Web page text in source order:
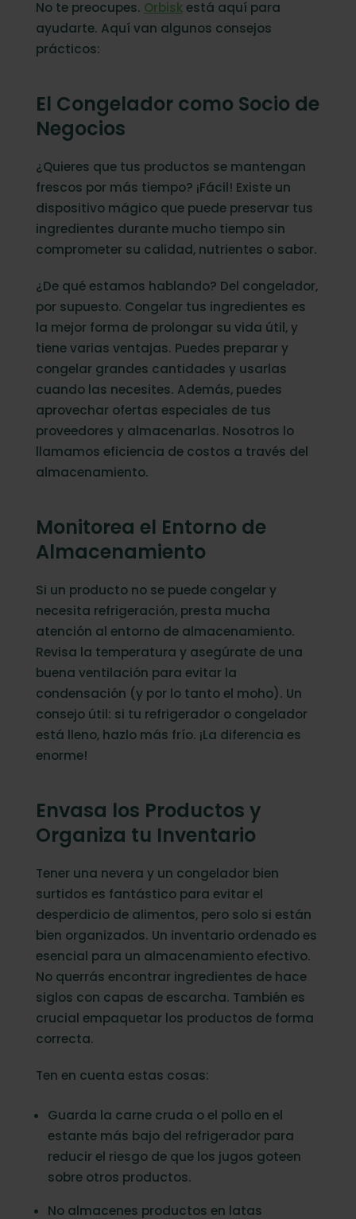
No te preocupes. Orbiskestá aquí para
ayudarte. Aquí van algunos consejos
prácticos:
El Congelador como Socio de
Negocios
¿Quieres que tus productos se mantengan
frescos por más tiempo? ¡Fácil! Existe un
dispositivo mágico que puede preservar tus
ingredientes durante mucho tiempo sin
comprometer su calidad, nutrientes o sabor.
¿De qué estamos hablando? Del congelador,
por supuesto. Congelar tus ingredientes es
la mejor forma de prolongar su vida útil, y
tiene varias ventajas. Puedes preparar y
congelar grandes cantidades y usarlas
cuando las necesites. Además, puedes
aprovechar ofertas especiales de tus
proveedores y almacenarlas. Nosotros lo
llamamos eficiencia de costos a través del
almacenamiento.
Monitorea el Entorno de
Almacenamiento
Si un producto no se puede congelar y
necesita refrigeración, presta mucha
atención al entorno de almacenamiento.
Revisa la temperatura y asegúrate de una
buena ventilación para evitar la
condensación (y por lo tanto el moho). Un
consejo útil: si tu refrigerador o congelador
está lleno, hazlo más frío. ¡La diferencia es
enorme!
Envasa los Productos y
Organiza tu Inventario
Tener una nevera y un congelador bien
surtidos es fantástico para evitar el
desperdicio de alimentos, pero solo si están
bien organizados. Un inventario ordenado es
esencial para un almacenamiento efectivo.
No querrás encontrar ingredientes de hace
siglos con capas de escarcha. También es
crucial empaquetar los productos de forma
correcta.
Ten en cuenta estas cosas:
Guarda la carne cruda o el pollo en el
estante más bajo del refrigerador para
reducir el riesgo de que los jugos goteen
sobre otros productos.
No almacenes productos en latas